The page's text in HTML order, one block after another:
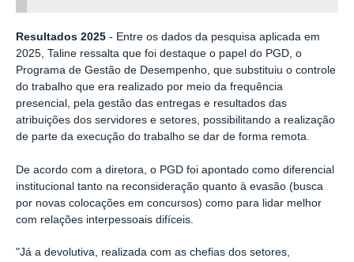
Resultados 2025 - Entre os dados da pesquisa aplicada em
2025, Taline ressalta que foi destaque o papel do PGD, o
Programa de Gestão de Desempenho, que substituiu o controle
do trabalho que era realizado por meio da frequência
presencial, pela gestão das entregas e resultados das
atribuições dos servidores e setores, possibilitando a realização
de parte da execução do trabalho se dar de forma remota.
De acordo com a diretora, o PGD foi apontado como diferencial
institucional tanto na reconsideração quanto à evasão (busca
por novas colocações em concursos) como para lidar melhor
com relações interpessoais difíceis.
"Já a devolutiva, realizada com as chefias dos setores,